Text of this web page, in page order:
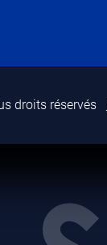
droits réservés